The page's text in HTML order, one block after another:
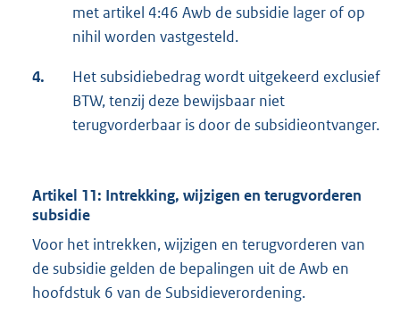
met artikel 4:46 Awb de subsidie lager of op
nihil worden vastgesteld.
4.
Het subsidiebedrag wordt uitgekeerd exclusief
BTW, tenzij deze bewijsbaar niet
terugvorderbaar is door de subsidieontvanger.
Artikel 11: Intrekking, wijzigen en terugvorderen
subsidie
Voor het intrekken, wijzigen en terugvorderen van
de subsidie gelden de bepalingen uit de Awb en
hoofdstuk 6 van de Subsidieverordening.